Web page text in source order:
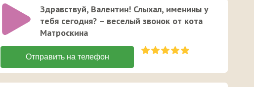
Здравствуй, Валентин! Слыхал, именины у
тебя сегодня? – веселый звонок от кота
Матроскина